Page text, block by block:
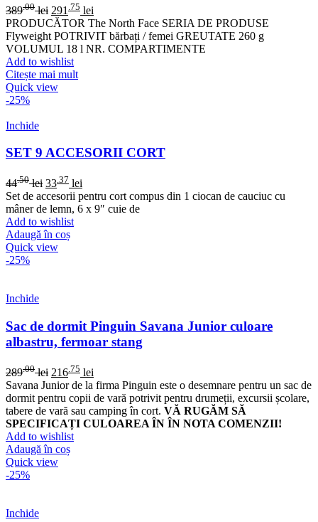
389.00 lei 291 .75 lei
PRODUCĂTOR The North Face SERIA DE PRODUSE
Flyweight POTRIVIT bărbați / femei GREUTATE 260 g
VOLUMUL 18 l NR. COMPARTIMENTE
Add to wishlist
Citește mai mult
Quick view
-25%
Inchide
SET 9 ACCESORII CORT
44.50 lei 33 .37 lei
Set de accesorii pentru cort compus din 1 ciocan de cauciuc cu
mâner de lemn, 6 x 9″ cuie de
Add to wishlist
Adaugă în coș
Quick view
-25%
Inchide
Sac de dormit Pinguin Savana Junior culoare
albastru, fermoar stang
289.00 lei 216 .75 lei
Savana Junior de la firma Pinguin este o desemnare pentru un sac de
dormit pentru copii de vară potrivit pentru drumeții, excursii școlare,
tabere de vară sau camping în cort. VĂ RUGĂM SĂ
SPECIFICAȚI CULOAREA ÎN ÎN NOTA COMENZII!
Add to wishlist
Adaugă în coș
Quick view
-25%
Inchide